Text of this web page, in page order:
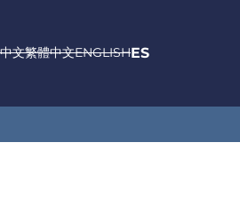
文繁體中文ENGLISHES